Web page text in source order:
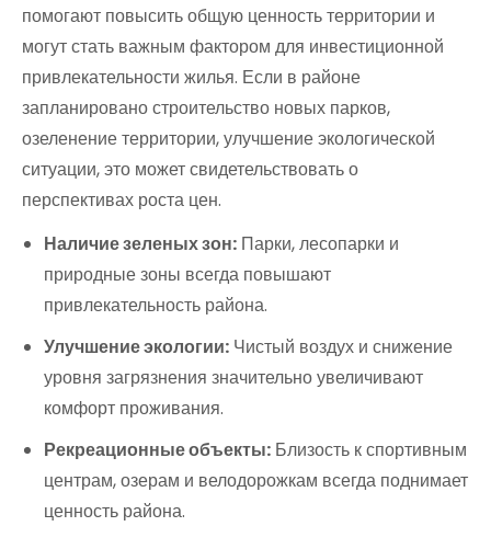
помогают повысить общую ценность территории и
могут стать важным фактором для инвестиционной
привлекательности жилья. Если в районе
запланировано строительство новых парков,
озеленение территории, улучшение экологической
ситуации, это может свидетельствовать о
перспективах роста цен.
Наличие зеленых зон: Парки, лесопарки и
природные зоны всегда повышают
привлекательность района.
Улучшение экологии: Чистый воздух и снижение
уровня загрязнения значительно увеличивают
комфорт проживания.
Рекреационные объекты: Близость к спортивным
центрам, озерам и велодорожкам всегда поднимает
ценность района.